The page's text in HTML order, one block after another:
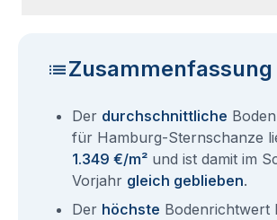
Zusammenfassung
Der durchschnittliche
für Hamburg-Sternschanze
1.349 €/m² und ist damit im
Vorjahr gleich geblieben.
Der höchste Bodenrichtwert